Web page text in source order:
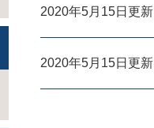
2020年5月15日更新
2020年5月15日更新